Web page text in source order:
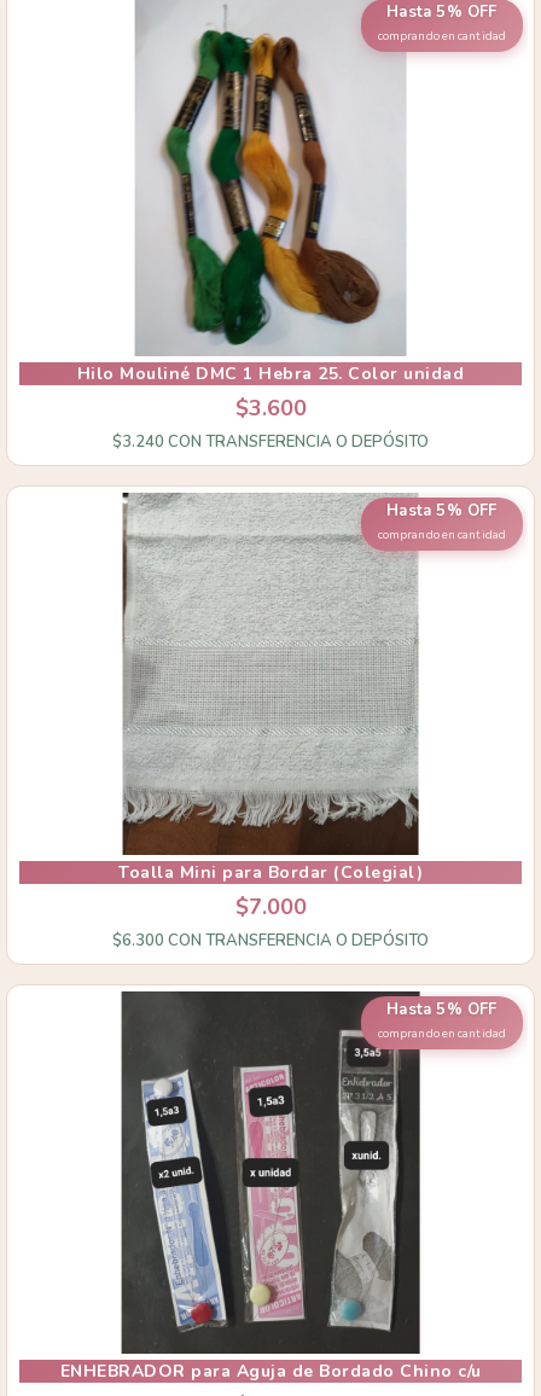
Hasta 5% OFF
comprando en cantidad
Hilo Mouliné DMC 1 Hebra 25. Color unidad
$3.600
$3.240 CON TRANSFERENCIA O DEPÓSITO
Hasta 5% OFF
comprando en cantidad
Toalla Mini para Bordar (Colegial)
$7.000
$6.300 CON TRANSFERENCIA O DEPÓSITO
Hasta 5% OFF
comprando en cantidad
ENHEBRADOR para Aguja de Bordado Chino c/u